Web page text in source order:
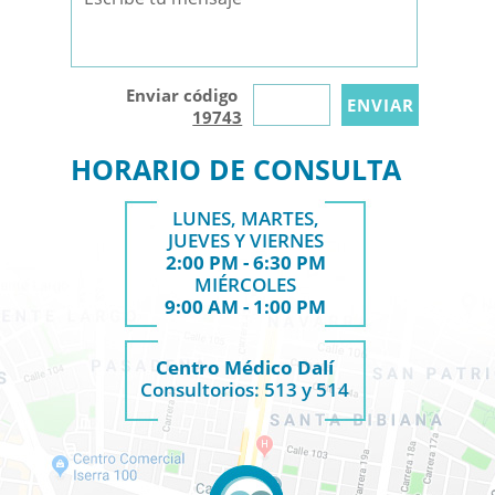
HORARIO DE CONSULTA
LUNES, MARTES,
JUEVES Y VIERNES
2:00 PM - 6:30 PM
MIÉRCOLES
9:00 AM - 1:00 PM
Centro Médico Dalí
Consultorios: 513 y 514
Enviar código
19743